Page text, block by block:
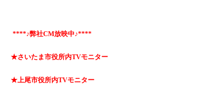
****♪弊社CM放映中♪****
★さいたま市役所内TVモニター
★上尾市役所内TVモニター